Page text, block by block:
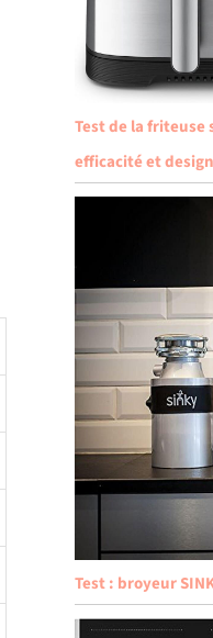
Test de la friteuse
efficacité et design
Test : broyeur